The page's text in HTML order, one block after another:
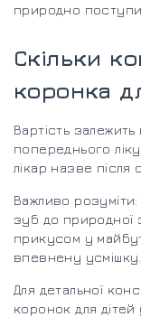
природно
Скільки
коронка
Вартість
попереднього
лікар назве після
Важливо
зуб до природної
прикусом у
впевнену усмішку.
Для детальної
коронок для